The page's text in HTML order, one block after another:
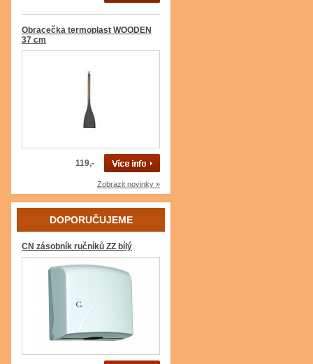
Obracečka termoplast WOODEN
37 cm
119,-
Zobrazit novinky »
DOPORUČUJEME
CN zásobník ručníků ZZ bílý